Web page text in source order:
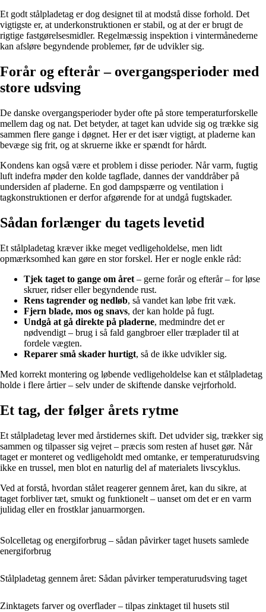
Et godt stålpladetag er dog designet til at modstå disse forhold. Det
vigtigste er, at underkonstruktionen er stabil, og at der er brugt de
rigtige fastgørelsesmidler. Regelmæssig inspektion i vintermånederne
kan afsløre begyndende problemer, før de udvikler sig.
Forår og efterår – overgangsperioder med
store udsving
De danske overgangsperioder byder ofte på store temperaturforskelle
mellem dag og nat. Det betyder, at taget kan udvide sig og trække sig
sammen flere gange i døgnet. Her er det især vigtigt, at pladerne kan
bevæge sig frit, og at skruerne ikke er spændt for hårdt.
Kondens kan også være et problem i disse perioder. Når varm, fugtig
luft indefra møder den kolde tagflade, dannes der vanddråber på
undersiden af pladerne. En god dampspærre og ventilation i
tagkonstruktionen er derfor afgørende for at undgå fugtskader.
Sådan forlænger du tagets levetid
Et stålpladetag kræver ikke meget vedligeholdelse, men lidt
opmærksomhed kan gøre en stor forskel. Her er nogle enkle råd:
Tjek taget to gange om året – gerne forår og efterår – for løse
skruer, ridser eller begyndende rust.
Rens tagrender og nedløb, så vandet kan løbe frit væk.
Fjern blade, mos og snavs, der kan holde på fugt.
Undgå at gå direkte på pladerne, medmindre det er
nødvendigt – brug i så fald gangbroer eller træplader til at
fordele vægten.
Reparer små skader hurtigt, så de ikke udvikler sig.
Med korrekt montering og løbende vedligeholdelse kan et stålpladetag
holde i flere årtier – selv under de skiftende danske vejrforhold.
Et tag, der følger årets rytme
Et stålpladetag lever med årstidernes skift. Det udvider sig, trækker sig
sammen og tilpasser sig vejret – præcis som resten af huset gør. Når
taget er monteret og vedligeholdt med omtanke, er temperaturudsving
ikke en trussel, men blot en naturlig del af materialets livscyklus.
Ved at forstå, hvordan stålet reagerer gennem året, kan du sikre, at
taget forbliver tæt, smukt og funktionelt – uanset om det er en varm
julidag eller en frostklar januarmorgen.
Solcelletag og energiforbrug – sådan påvirker taget husets samlede
energiforbrug
Stålpladetag gennem året: Sådan påvirker temperaturudsving taget
Zinktagets farver og overflader – tilpas zinktaget til husets stil